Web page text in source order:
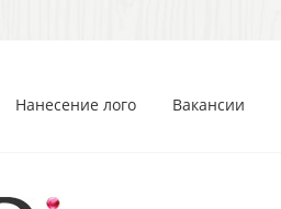
Нанесение лого Вакансии